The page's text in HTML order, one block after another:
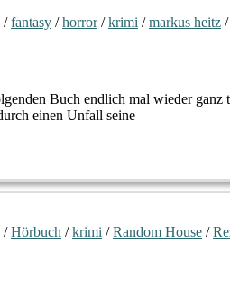
/fantasy /horror/krimi /markus heitz /
Buch endlich mal wieder
einen Unfall seine
/Hörbuch /krimi /Random House /